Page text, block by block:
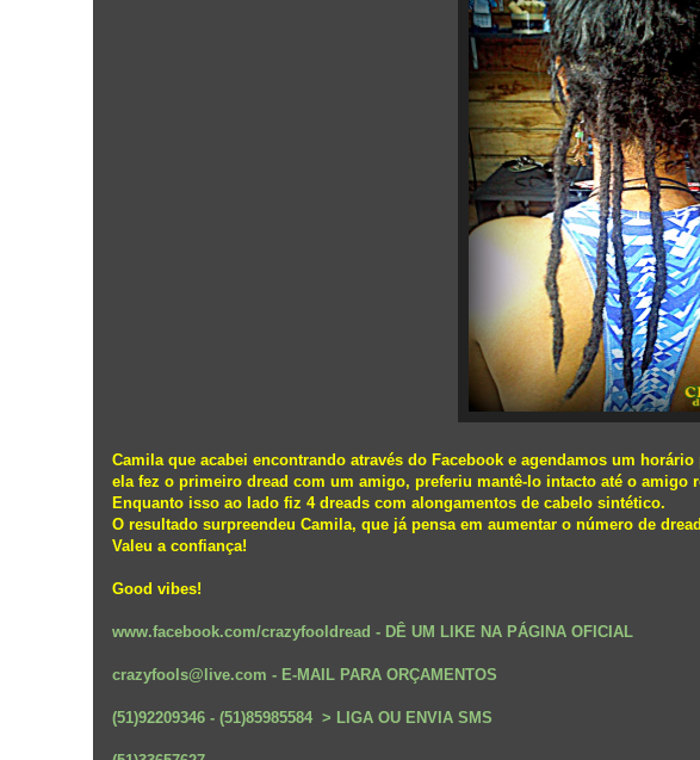
Camila que acabei encontrando através do Facebook e agendamos um
ela fez o primeiro dread com um amigo, preferiu mantê-lo intacto até o amigo
Enquanto isso ao lado fiz 4 dreads com alongamentos de cabelo sintético.
O resultado surpreendeu Camila, que já pensa em aumentar o número de
Valeu a confiança!
Good vibes!
www.facebook.com/crazyfooldread - DÊ UM LIKE NA PÁGINA OFICIAL
crazyfools@live.com - E-MAIL PARA ORÇAMENTOS
(51)92209346 - (51)85985584 > LIGA OU ENVIA SMS